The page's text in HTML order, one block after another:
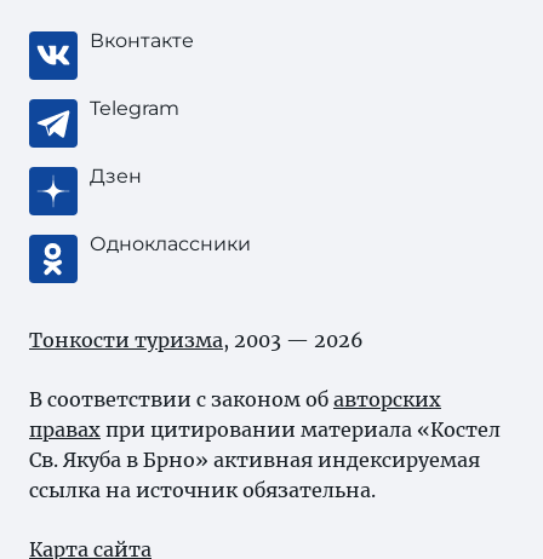
Вконтакте
Telegram
Дзен
Одноклассники
Тонкости туризма, 2003 — 2026
В соответствии с законом об авторских
правах при цитировании материала «Костел
Св. Якуба в Брно» активная индексируемая
ссылка на источник обязательна.
Карта сайта